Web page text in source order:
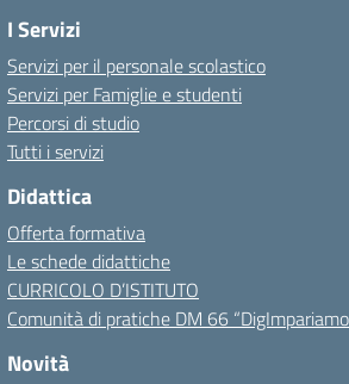
I Servizi
Servizi per il personale scolastico
Servizi per Famiglie e studenti
Percorsi di studio
Tutti i servizi
Didattica
Offerta formativa
Le schede didattiche
CURRICOLO D’ISTITUTO
Comunità di pratiche DM 66
Novità